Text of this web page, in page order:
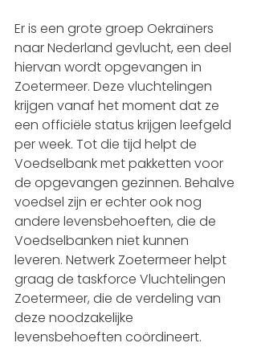
Er is een grote groep Oekraïners
naar Nederland gevlucht, een deel
hiervan wordt opgevangen in
Zoetermeer. Deze vluchtelingen
krijgen vanaf het moment dat ze
een officiële status krijgen leefgeld
per week. Tot die tijd helpt de
Voedselbank met pakketten voor
de opgevangen gezinnen. Behalve
voedsel zijn er echter ook nog
andere levensbehoeften, die de
Voedselbanken niet kunnen
leveren. Netwerk Zoetermeer helpt
graag de taskforce Vluchtelingen
Zoetermeer, die de verdeling van
deze noodzakelijke
levensbehoeften coördineert.